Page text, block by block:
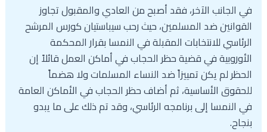
في الجانب الآخر، فقد أصبح من العادي والمقبول تجاوز
القوانين ضد المسلمين، حيث رحب سيباستيان كورس المرشح
الرئاسي للانتخابات المقبلة في النمسا بقرار المحكمة
الأوروبية في قضية حظر الحجاب في أماكن العمل قائلاً إن
الحظر لم يكن تمييزاً ضد النساء المسلمات ولا هضماً
للحقوق الأساسية، ثم أضاف حظر الحجاب في الأماكن العامة
في النمسا إلى برنامجه الرئاسي، وقد تم ذلك على ما يبدو
بنجاح.